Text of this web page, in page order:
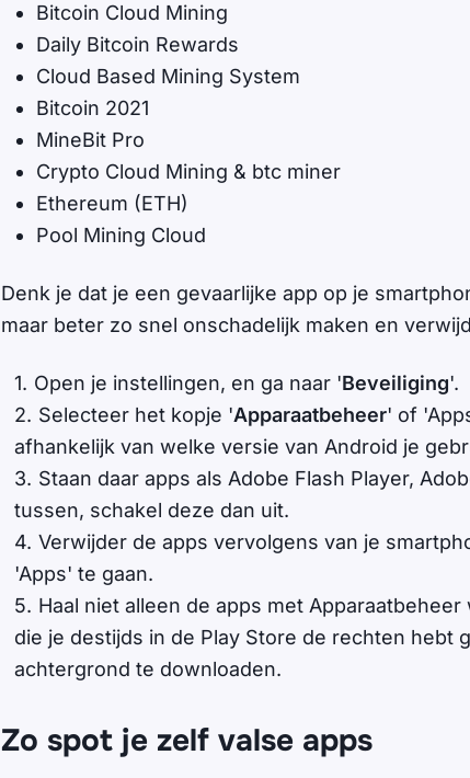
Bitcoin Cloud Mining
Daily Bitcoin Rewards
Cloud Based Mining System
Bitcoin 2021
MineBit Pro
Crypto Cloud Mining & btc miner
Ethereum (ETH)
Pool Mining Cloud
Denk je dat je een gevaarlijke app op je
maar beter zo snel onschadelijk maken en
Open je instellingen, en ga naar 'Beveiliging'.
Selecteer het kopje 'Apparaatbeheer' of
afhankelijk van welke versie van Android je
Staan daar apps als Adobe Flash Player,
tussen, schakel deze dan uit.
Verwijder de apps vervolgens van je
'Apps' te gaan.
Haal niet alleen de apps met Apparaatbeheer
die je destijds in de Play Store de rechten hebt
achtergrond te downloaden.
Zo spot je zelf valse apps